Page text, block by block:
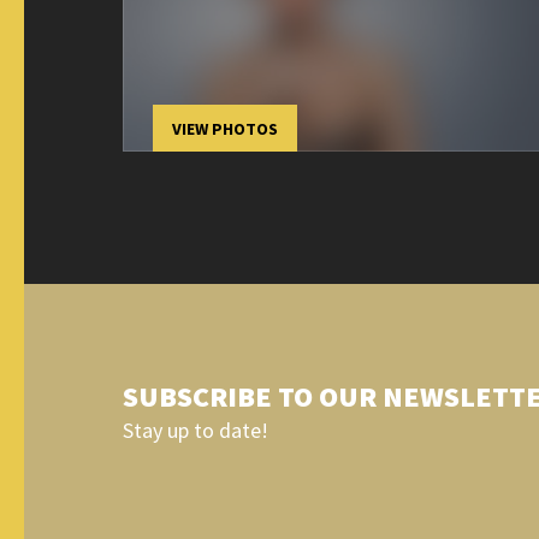
VIEW PHOTOS
SUBSCRIBE TO OUR
Stay up to date!